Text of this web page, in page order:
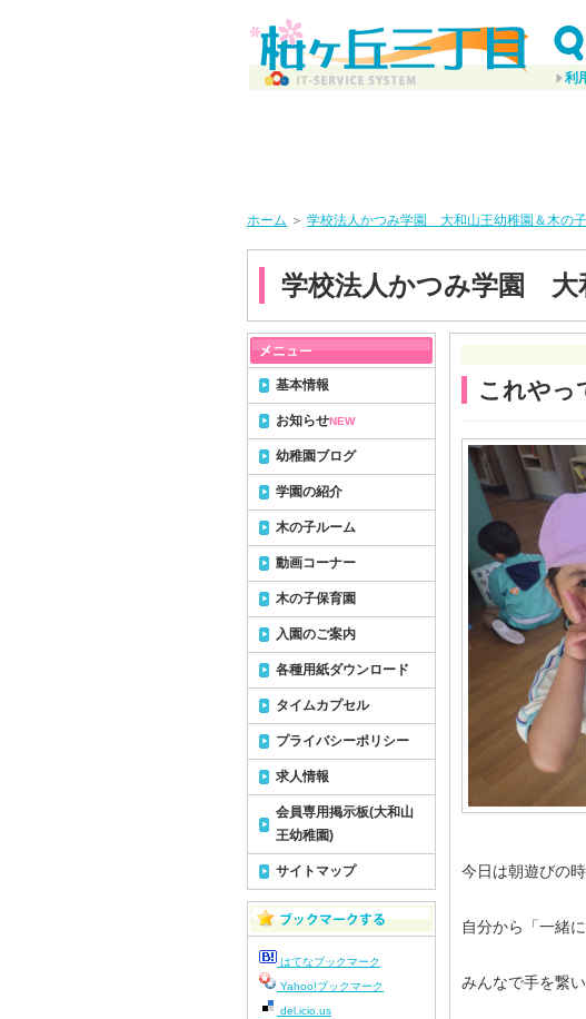
利
ホーム ＞ 学校法人かつみ学園 大和山王幼稚園＆木の
学校法人かつみ学園 大
これやっ
今日は朝遊びの
自分から「一緒
みんなで手を繋
基本情報
お知らせNEW
幼稚園ブログ
学園の紹介
木の子ルーム
動画コーナー
木の子保育園
入園のご案内
各種用紙ダウンロード
タイムカプセル
プライバシーポリシー
求人情報
会員専用掲示板(大和山
王幼稚園)
サイトマップ
はてなブックマーク
Yahoo!ブックマーク
del.icio.us